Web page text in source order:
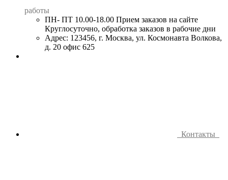
работы
ПН- ПТ 10.00-18.00 Прием заказов на сайте
Круглосуточно, обработка заказов в рабочие дни
Адрес: 123456, г. Москва, ул. Космонавта Волкова,
д. 20 офис 625
Контакты